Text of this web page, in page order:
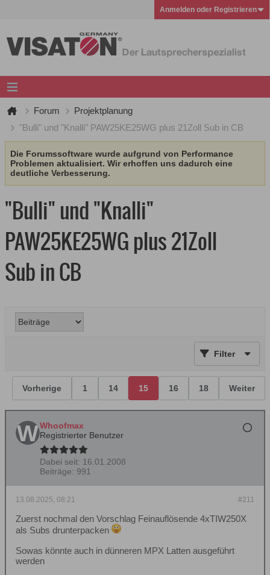
Anmelden oder Registrieren
Forum
Projektplanung
"Bulli" und "Knalli" PAW25KE25WG plus 21Zoll Sub in CB
Die Forumssoftware wurde aufgrund von Performance
Problemen aktualisiert. Wir erhoffen uns dadurch eine
deutliche Verbesserung.
"Bulli" und "Knalli"
PAW25KE25WG plus 21Zoll
Sub in CB
Filter
Vorherige 1 14 15 16 18 Weiter
Whoofmax
Registrierter Benutzer
Dabei seit: 16.01.2008
Beiträge: 991
#211
13.08.2025, 08:21
Zuerst nochmal den Vorschlag Feinauflösende 4xTIW250X
als Subs drunterpacken
Sowas könnte auch in dünneren MPX Latten ausgeführt
werden